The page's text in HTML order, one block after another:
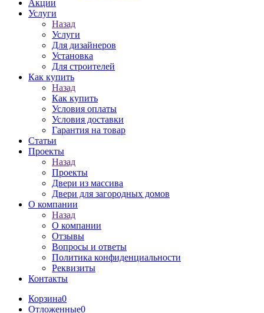
Акции
Услуги
Назад
Услуги
Для дизайнеров
Установка
Для строителей
Как купить
Назад
Как купить
Условия оплаты
Условия доставки
Гарантия на товар
Статьи
Проекты
Назад
Проекты
Двери из массива
Двери для загородных домов
О компании
Назад
О компании
Отзывы
Вопросы и ответы
Политика конфиденциальности
Реквизиты
Контакты
Корзина0
Отложенные0